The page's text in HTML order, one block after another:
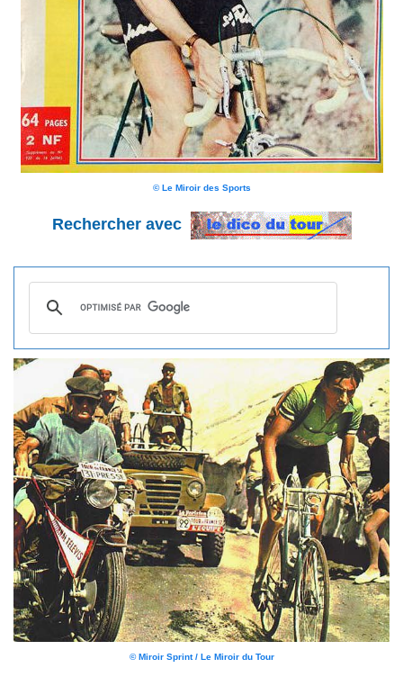
© Le Miroir des Sports
Rechercher avec
© Miroir Sprint / Le Miroir du Tour